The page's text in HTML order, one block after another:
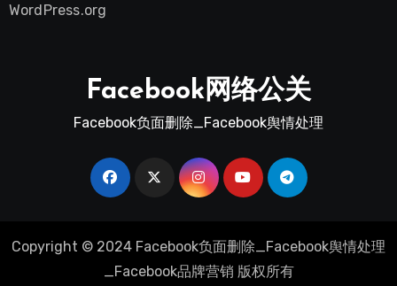
WordPress.org
Facebook网络公关
Facebook负面删除_Facebook舆情处理
Copyright © 2024 Facebook负面删除_Facebook舆情处理
_Facebook品牌营销 版权所有